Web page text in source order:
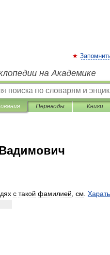
на Академике
Переводы Книги
с такой фамилией см